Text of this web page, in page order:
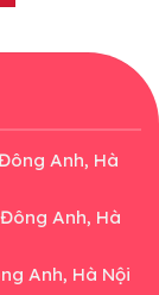
Anh, Hà
Anh, Hà
Anh, Hà Nội